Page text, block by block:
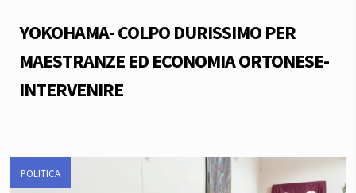
YOKOHAMA- COLPO DURISSIMO PER
MAESTRANZE ED ECONOMIA ORTONESE-
INTERVENIRE
POLITICA